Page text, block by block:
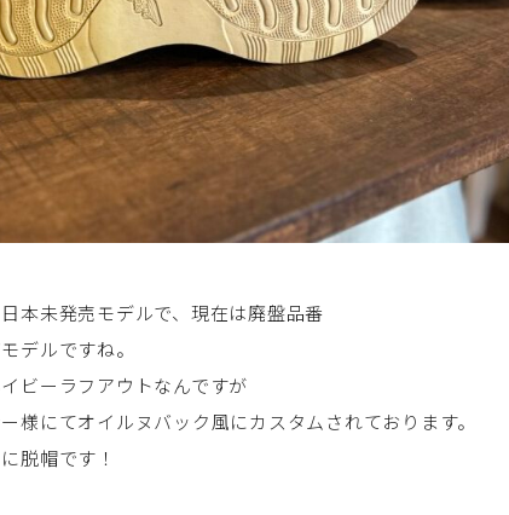
本未発売モデルで、現在は廃盤品番
デルですね。
ビーラフアウトなんですが
様にてオイルヌバック風にカスタムされております。
脱帽です！